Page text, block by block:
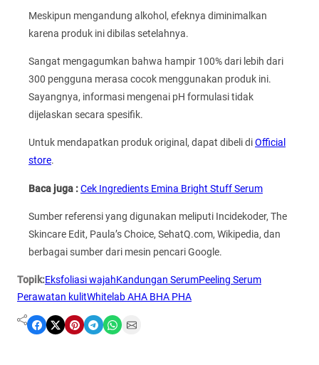
Meskipun mengandung alkohol, efeknya diminimalkan
karena produk ini dibilas setelahnya.
Sangat mengagumkan bahwa hampir 100% dari lebih dari
300 pengguna merasa cocok menggunakan produk ini.
Sayangnya, informasi mengenai pH formulasi tidak
dijelaskan secara spesifik.
Untuk mendapatkan produk original, dapat dibeli diOfficial
store.
Baca juga :Cek Ingredients Emina Bright Stuff Serum
Sumber referensi yang digunakan meliputi Incidekoder, The
Skincare Edit, Paula’s Choice, SehatQ.com, Wikipedia, dan
berbagai sumber dari mesin pencari Google.
Topik:Eksfoliasi wajahKandungan SerumPeeling Serum
Perawatan kulitWhitelab AHA BHA PHA
Share on Facebook Share on X Share on Pinterest Share on Telegram Share on WhatsApp Share on Email